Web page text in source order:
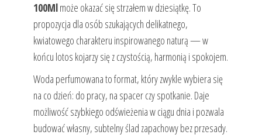
100Mlmoże okazać się strzałem w dziesiątkę. To
propozycja dla osób szukających delikatnego,
kwiatowego charakteru inspirowanego naturą — w
końcu lotos kojarzy się z czystością, harmonią i spokojem.
Woda perfumowana to format, który zwykle wybiera się
na co dzień: do pracy, na spacer czy spotkanie. Daje
możliwość szybkiego odświeżenia w ciągu dnia i pozwala
budować własny, subtelny ślad zapachowy bez przesady.